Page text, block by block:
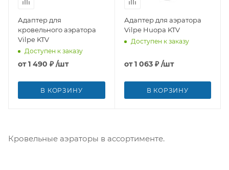
Адаптер для
кровельного аэратора
Vilpe KTV
Доступен к заказу
от1 490 ₽ /шт
В КОРЗИНУ
Адаптер для аэратора
Vilpe Huopa KTV
Доступен к заказу
от1 063 ₽ /шт
В КОРЗИНУ
Кровельные аэраторы в ассортименте.